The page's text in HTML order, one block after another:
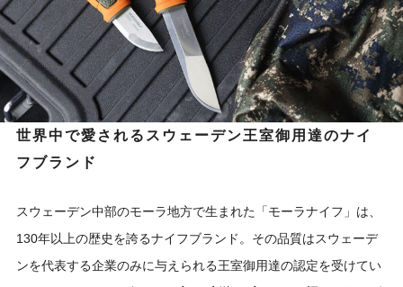
世界中で愛されるスウェーデン王室御用達のナイ
フブランド
スウェーデン中部のモーラ地方で生まれた「モーラナイフ」は、
130年以上の歴史を誇るナイフブランド。その品質はスウェーデ
ンを代表する企業のみに与えられる王室御用達の認定を受けてい